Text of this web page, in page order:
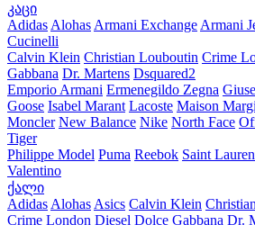
კაცი
Adidas Alohas Armani Exchange Armani
Cucinelli
Calvin Klein Christian Louboutin Crime
Gabbana Dr. Martens Dsquared2
Emporio Armani Ermenegildo Zegna
Goose Isabel Marant Lacoste Maison
Moncler New Balance Nike North Face
Tiger
Philippe Model Puma Reebok Saint
Valentino
ქალი
Adidas Alohas Asics Calvin Klein
Crime London Diesel Dolce Gabbana Dr.